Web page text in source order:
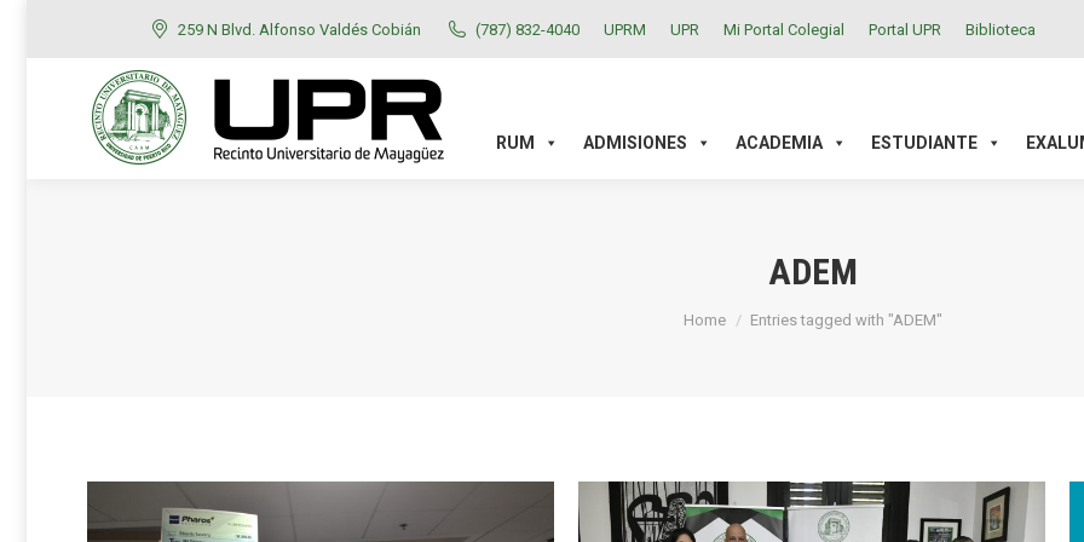
259 N Blvd. Alfonso Valdés Cobián (787) 832-4040 UPRM UPR Mi Portal Colegial Portal UPR Biblioteca
RUM ADMISIONES ACADEMIA ESTUDIANTE
ADEM
You are here:
Home Entries tagged with "ADEM"
RUM ADMISIONES